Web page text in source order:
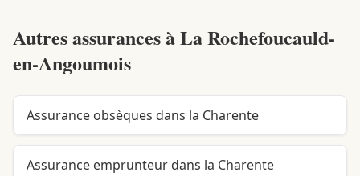
Autres assurances àLa Rochefoucauld-
en-Angoumois
Assurance obsèques dans la Charente
Assurance emprunteur dans la Charente